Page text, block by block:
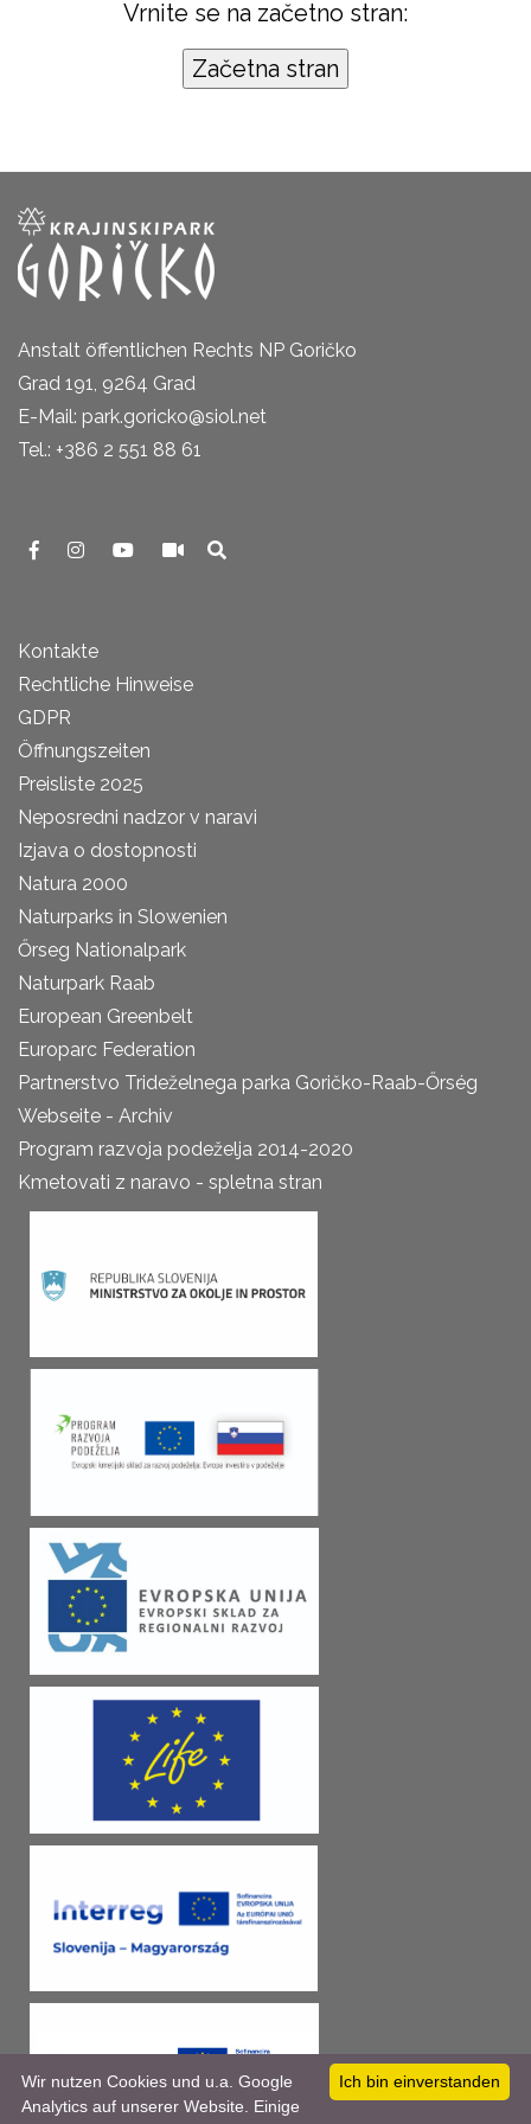
Vrnite se na začetno stran:
Anstalt öffentlichen Rechts NP Goričko
Grad 191, 9264 Grad
E-Mail: park.goricko@siol.net
Tel.: +386 2 551 88 61
Kontakte
Rechtliche Hinweise
GDPR
Öffnungszeiten
Preisliste 2025
Neposredni nadzor v naravi
Izjava o dostopnosti
Natura 2000
Naturparks in Slowenien
Őrseg Nationalpark
Naturpark Raab
European Greenbelt
Europarc Federation
Partnerstvo Trideželnega parka Goričko-Raab-Őrség
Webseite - Archiv
Program razvoja podeželja 2014-2020
Kmetovati z naravo - spletna stran
Ich bin einverstanden
Wir nutzen Cookies und u.a. Google
Analytics auf unserer Website. Einige